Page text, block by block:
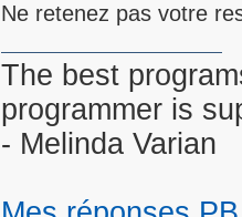
Ne retenez pas votre
The best
programmer is
- Melinda Varian